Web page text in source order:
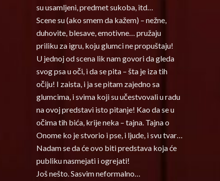
su usamljeni, predmet sukoba, itd…
Scene su (ako smem da kažem) – nežne,
duhovite, blesave, emotivne… pružaju
priliku za igru, koju glumci ne propuštaju!
U jednoj od scena lik nam govori da gleda
svog psa u oči, i da se pita – šta je iza tih
očiju! I zaista, i ja se pitam zajedno sa
glumcima, i svima koji su učestvovali u radu
na ovoj predstavi isto pitanje! Kao da se u
očima tih bića, krije neka – tajna. Tajna o
Onome ko je stvorio i pse, i ljude, i svu tvar…
Nadam se da će ovo biti predstava koja će
publiku nasmejati i ogrejati!
Još nešto. Sasvim neformalno…